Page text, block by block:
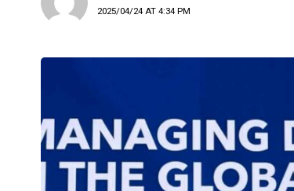
2025/04/24 AT 4:34 PM